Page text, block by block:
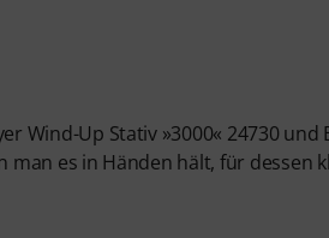
Wind-Up Stativ »3000« 24730 und
es in Händen hält, für dessen